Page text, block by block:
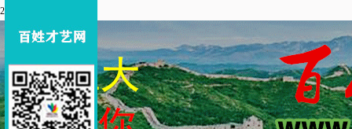
2026年4月3 星期五